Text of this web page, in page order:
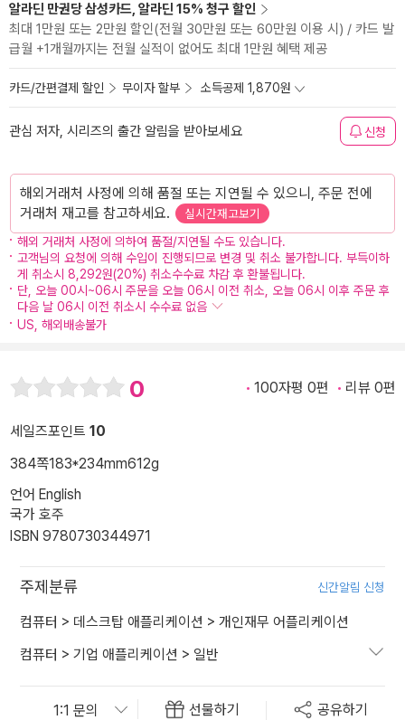
알라딘 만권당 삼성카드, 알라딘 15% 청구 할인
최대 1만원 또는 2만원 할인(전월 30만원 또는 60만원 이용 시) / 카드 발
급월 +1개월까지는 전월 실적이 없어도 최대 1만원 혜택 제공
카드/간편결제 할인 무이자 할부 소득공제 1,870원
관심 저자, 시리즈의 출간 알림을 받아보세요 신청
해외거래처 사정에 의해 품절 또는 지연될 수 있으니, 주문 전에
거래처 재고를 참고하세요.
실시간재고보기
해외 거래처 사정에 의하여 품절/지연될 수도 있습니다.
고객님의 요청에 의해 수입이 진행되므로 변경 및 취소 불가합니다. 부득이하
게 취소시 8,292원(20%) 취소수수료 차감 후 환불됩니다.
단, 오늘 00시~06시 주문을 오늘 06시 이전 취소, 오늘 06시 이후 주문 후
다음 날 06시 이전 취소시 수수료 없음
US, 해외배송불가
0 100자평 0편 리뷰 0편
세일즈포인트 10
384쪽183*234mm612g
언어 English
국가 호주
ISBN 9780730344971
주제분류 신간알림 신청
컴퓨터 > 데스크탑 애플리케이션 > 개인재무 어플리케이션
컴퓨터 > 기업 애플리케이션 > 일반
선물하기 공유하기